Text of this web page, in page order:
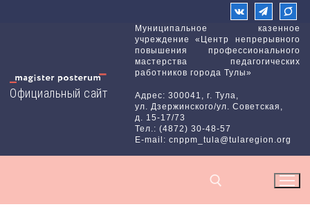
Официальный сайт
Муниципальное казенное
учреждение «Центр непрерывного
повышения профессионального
мастерства педагогических
работников города Тулы»
Адрес: 300041, г. Тула,
ул. Дзержинского/ул. Советская,
д. 15-17/73
Тел.: (4872) 30-48-57
E-mail: cnppm_tula@tularegion.org